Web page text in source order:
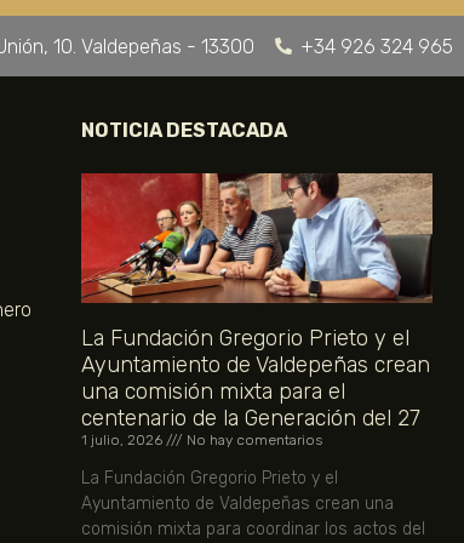
10. Valdepeñas - 13300 +34 926 324 965
NOTICIA DESTACADA
La Fundación Gregorio Prieto y el
Ayuntamiento de Valdepeñas crean
una comisión mixta para el
centenario de la Generación del 27
1 julio, 2026 No hay comentarios
La Fundación Gregorio Prieto y el
Ayuntamiento de Valdepeñas crean una
comisión mixta para coordinar los actos del